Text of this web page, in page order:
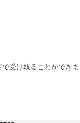
受け取ることができま